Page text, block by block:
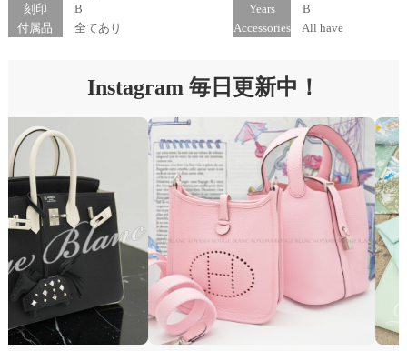
刻印
B
付属品
全てあり
Years
B
AccessoriesAll have
Instagram 毎日更新中！